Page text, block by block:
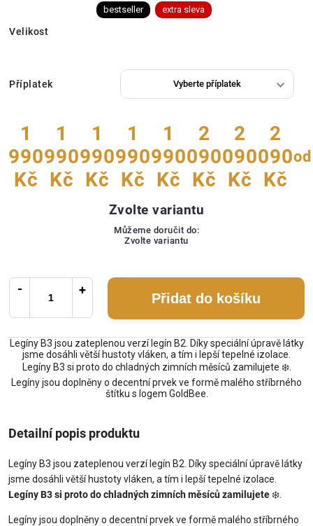
bestseller extra sleva
Velikost
Příplatek
1
990
Kč
1
990
Kč
1
990
Kč
1
990
Kč
1
990
Kč
2
090
Kč
2
090
Kč
2
090
Kč
od
Zvolte variantu
Můžeme doručit do:
Zvolte variantu
Přidat do košíku
Legíny B3 jsou zateplenou verzí legín B2. Díky speciální úpravě látky
jsme dosáhli větší hustoty vláken, a tím i lepší tepelné izolace.
Legíny B3 si proto do chladných zimních měsíců zamilujete ❄️.
Legíny jsou doplněny o decentní prvek ve formě malého stříbrného
štítku s logem GoldBee.
Detailní popis produktu
Legíny B3 jsou zateplenou verzí legín B2. Díky speciální úpravě látky
jsme dosáhli větší hustoty vláken, a tím i lepší tepelné izolace.
Legíny B3 si proto do chladných zimních měsíců zamilujete ❄️.
Legíny jsou doplněny o decentní prvek ve formě malého stříbrného